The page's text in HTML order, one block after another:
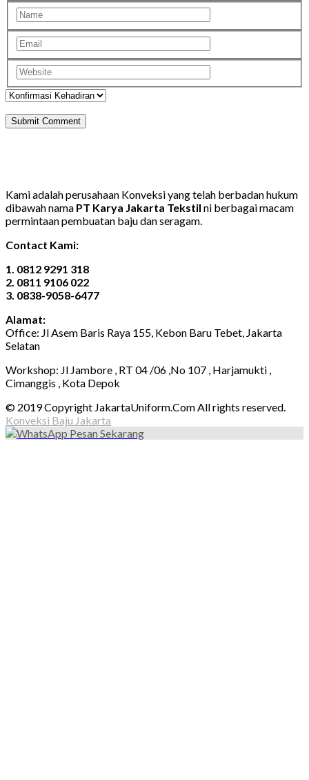
Kami adalah perusahaan Konveksi yang telah berbadan hukum
dibawah nama PT Karya Jakarta Tekstil ni berbagai macam
permintaan pembuatan baju dan seragam.
Contact Kami:
1. 0812 9291 318
2. 0811 9106 022
3. 0838-9058-6477
Alamat:
Office: Jl Asem Baris Raya 155, Kebon Baru Tebet, Jakarta
Selatan
Workshop: Jl Jambore , RT 04 /06 ,No 107 , Harjamukti ,
Cimanggis , Kota Depok
© 2019 Copyright JakartaUniform.Com All rights reserved.
Konveksi Baju Jakarta
Pesan Sekarang